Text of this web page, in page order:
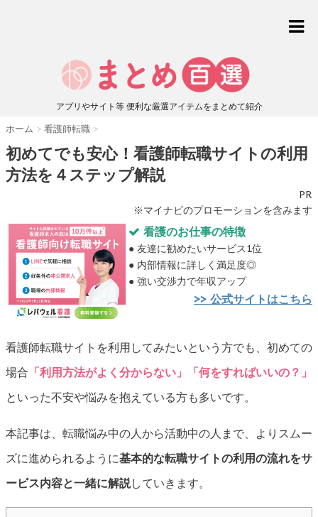
アプリやサイト等 便利な厳選アイテムをまとめて紹介
ホーム > 看護師転職 >
初めてでも安心！看護師転職サイトの利用
方法を４ステップ解説
PR
※マイナビのプロモーションを含みます
看護のお仕事の特徴
● 友達に勧めたいサービス1位
● 内部情報に詳しく満足度◎
● 強い交渉力で年収アップ
>> 公式サイトはこちら
看護師転職サイトを利用してみたいという方でも、初めての
場合 「利用方法がよく分からない」「何をすればいいの？」
といった不安や悩みを抱えている方も多いです。
本記事は、転職悩み中の人から活動中の人まで、よりスムー
ズに進められるように基本的な転職サイトの利用の流れをサ
ービス内容と一緒に解説していきます。